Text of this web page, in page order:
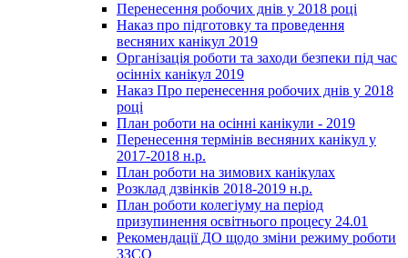
Перенесення робочих днів у 2018 році
Наказ про підготовку та проведення
весняних канікул 2019
Організація роботи та заходи безпеки під час
осінніх канікул 2019
Наказ Про перенесення робочих днів у 2018
році
План роботи на осінні канікули - 2019
Перенесення термінів весняних канікул у
2017-2018 н.р.
План роботи на зимових канікулах
Розклад дзвінків 2018-2019 н.р.
План роботи колегіуму на період
призупинення освітнього процесу 24.01
Рекомендації ДО щодо зміни режиму роботи
ЗЗСО